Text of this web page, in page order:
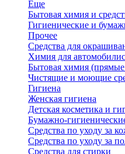
Еще
Бытовая химия и
Гигиенические и
Прочее
Средства для
Химия для
Бытовая химия
Чистящие и моющие
Гигиена
Женская гигиена
Детская косметика и
Бумажно-
Средства по уходу за
Средства по уходу за
Средства для стирки